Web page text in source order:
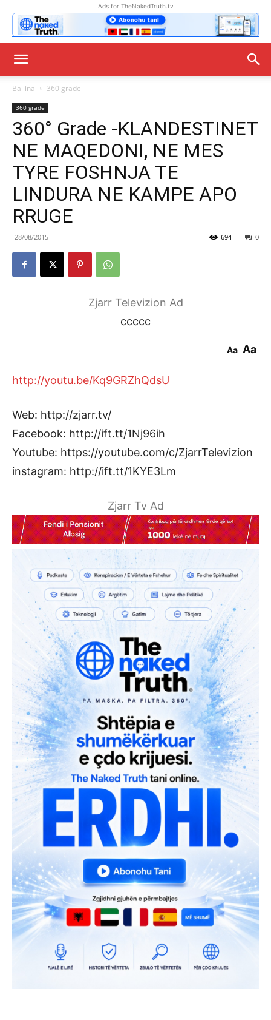
Ads for TheNakedTruth.tv
Ballina 360 grade
360 grade
360° Grade -KLANDESTINET
NE MAQEDONI, NE MES
TYRE FOSHNJA TE
LINDURA NE KAMPE APO
RRUGE
28/08/2015 0
694
Zjarr Televizion Ad
ccccc
Aa Aa
http://youtu.be/Kq9GRZhQdsU
Web: http://zjarr.tv/
Facebook: http://ift.tt/1Nj96ih
Youtube: https://youtube.com/c/ZjarrTelevizion
instagram: http://ift.tt/1KYE3Lm
Zjarr Tv Ad